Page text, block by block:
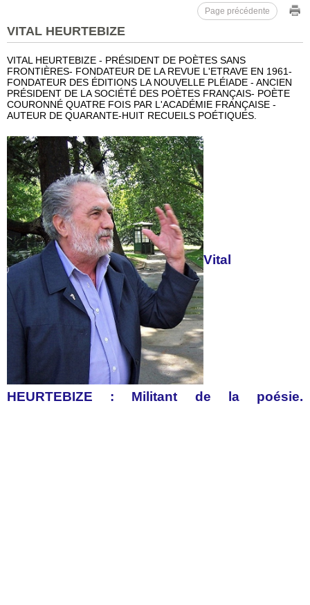
Page précédente
VITAL HEURTEBIZE
VITAL HEURTEBIZE - PRÉSIDENT DE POÈTES SANS
FRONTIÈRES- FONDATEUR DE LA REVUE L'ETRAVE EN 1961-
FONDATEUR DES ÉDITIONS LA NOUVELLE PLÉIADE - ANCIEN
PRÉSIDENT DE LA SOCIÉTÉ DES POÈTES FRANÇAIS- POÈTE
COURONNÉ QUATRE FOIS PAR L'ACADÉMIE FRANÇAISE -
AUTEUR DE QUARANTE-HUIT RECUEILS POÉTIQUES.
Vital
HEURTEBIZE : Militant de la poésie.